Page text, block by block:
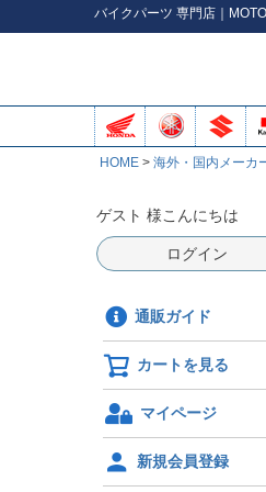
バイクパーツ 専門店｜
HOME 海外・国内メーカ
ゲスト 様こんにちは
ログイン
通販ガイド
カートを見る
マイページ
新規会員登録